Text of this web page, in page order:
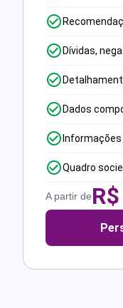
Dívidas,
Dados
Informações
Quadro
A partir deR$